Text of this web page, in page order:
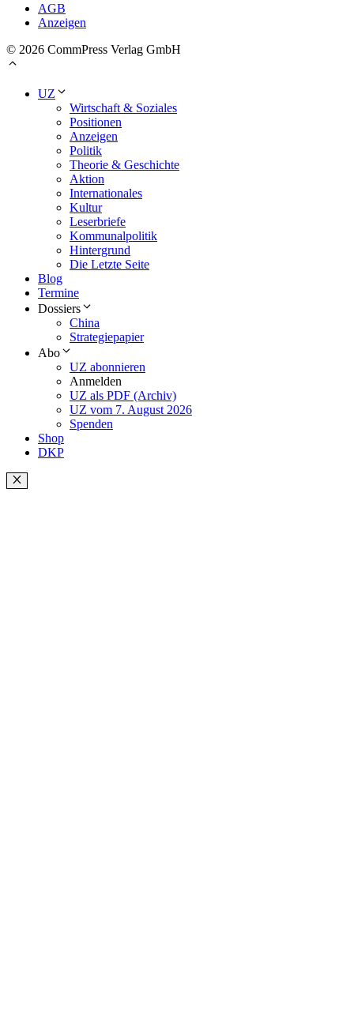
AGB
Anzeigen
© 2026 CommPress Verlag GmbH
UZ
Wirtschaft & Soziales
Positionen
Anzeigen
Politik
Theorie & Geschichte
Aktion
Internationales
Kultur
Leserbriefe
Kommunalpolitik
Hintergrund
Die Letzte Seite
Blog
Termine
Dossiers
China
Strategiepapier
Abo
UZ abonnieren
Anmelden
UZ als PDF (Archiv)
UZ vom 7. August 2026
Spenden
Shop
DKP
Schließen